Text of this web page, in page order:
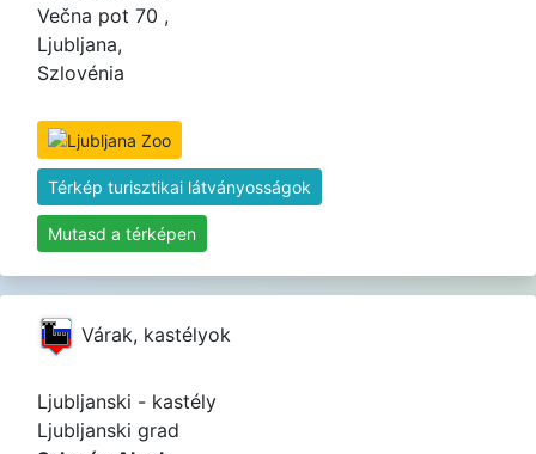
Večna pot 70 ,
Ljubljana,
Szlovénia
Térkép turisztikai látványosságok
Mutasd a térképen
Várak, kastélyok
Ljubljanski - kastély
Ljubljanski grad